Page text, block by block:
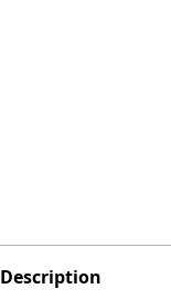
Description